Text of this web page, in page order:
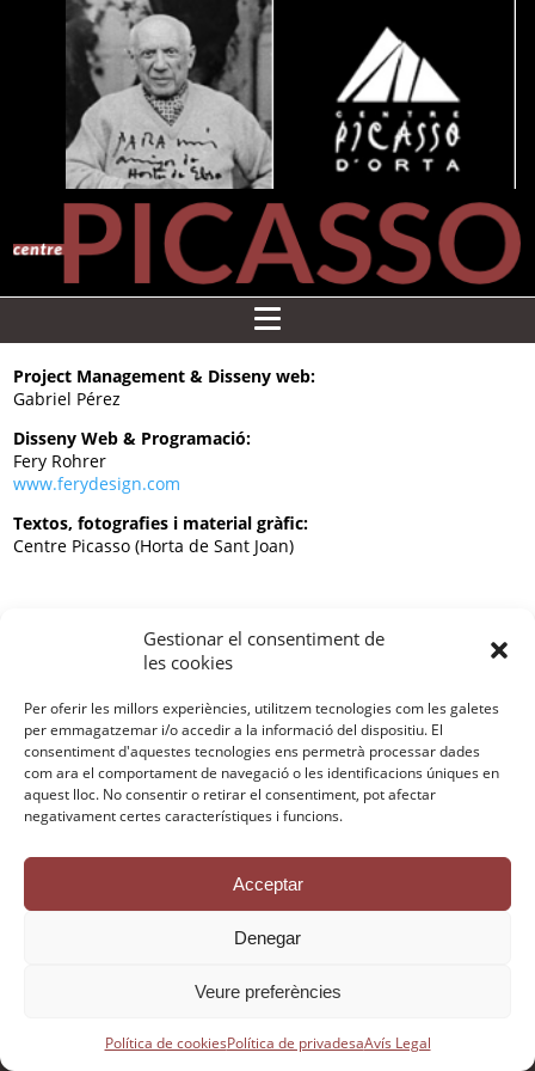
Gestionar el consentiment de
les cookies
Per oferir les millors experiències, utilitzem tecnologies com les galetes
per emmagatzemar i/o accedir a la informació del dispositiu. El
consentiment d'aquestes tecnologies ens permetrà processar dades
com ara el comportament de navegació o les identificacions úniques en
aquest lloc. No consentir o retirar el consentiment, pot afectar
negativament certes característiques i funcions.
Acceptar
Denegar
Veure preferències
Política de cookiesPolítica de privadesaAvís Legal
Project Management & Disseny web:
Gabriel Pérez
Disseny Web & Programació:
Fery Rohrer
www.ferydesign.com
Textos, fotografies i material gràfic:
Centre Picasso (Horta de Sant Joan)
Avís Legal
Política de galetes
Crèdits